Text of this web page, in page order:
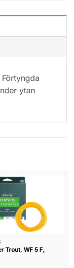
ytan
Trout, WF 5 F,